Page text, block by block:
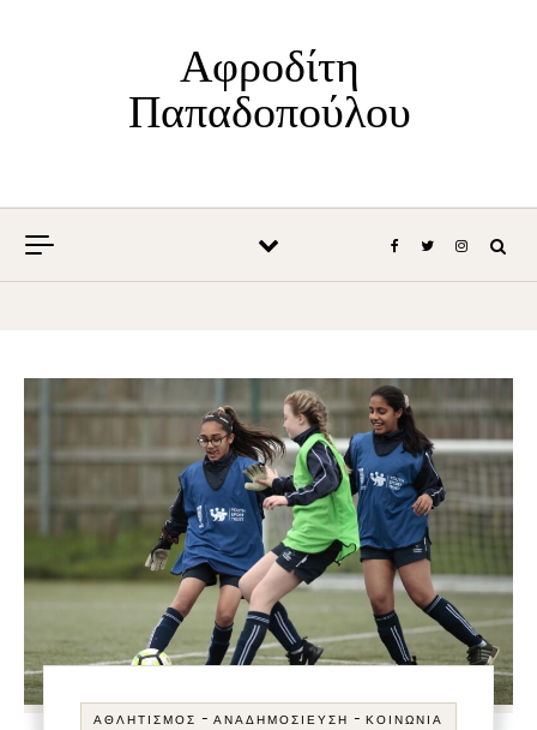
Αφροδίτη
Παπαδοπούλου
ΑΘΛΗΤΙΣΜΌΣ - ΑΝΑΔΗΜΟΣΊΕΥΣΗ - ΚΟΙΝΩΝΊΑ